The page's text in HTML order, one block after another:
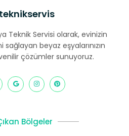
Teknik Servisi olarak, evinizin
beyaz eşyalarınızın
çözümler sunuyoruz.
Bölgeler